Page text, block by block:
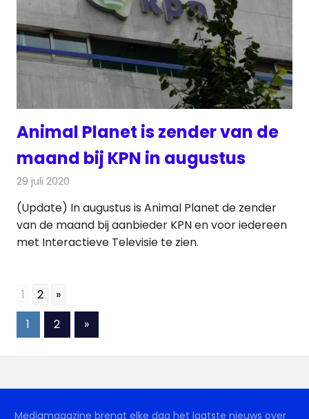
Animal Planet is zender van de
maand bij KPN in augustus
29 juli 2020
(Update) In augustus is Animal Planet de zender
van de maand bij aanbieder KPN en voor iedereen
met Interactieve Televisie te zien.
1 2 »
Berichten
1 2
Volgende
berichten
»
Mediamagazine brengt elke dag het laatste nieuws over